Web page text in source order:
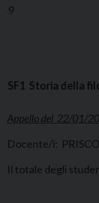
9
SF1 Storia della
Appello del 22/01/
Docente/i:
Il totale degli